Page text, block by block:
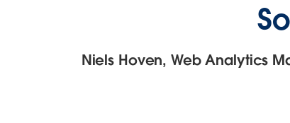
Niels Hoven, Web Analytics